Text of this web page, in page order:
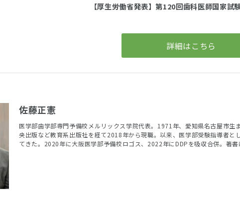
【厚生労働省発表】第120回歯科医師国家試
詳細はこちら
佐藤正憲
医学部歯学部専門予備校メルリックス学院代表。1971年、愛知県名古屋市
央出版など教育系出版社を経て2018年から現職。以来、医学部受験指導者
てきた。2020年に大阪医学部予備校ロゴス、2022年にDDPを吸収合併。著